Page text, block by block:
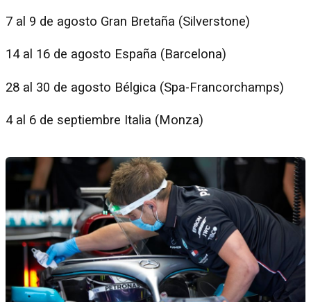
7 al 9 de agosto Gran Bretaña (Silverstone)
14 al 16 de agosto España (Barcelona)
28 al 30 de agosto Bélgica (Spa-Francorchamps)
4 al 6 de septiembre Italia (Monza)